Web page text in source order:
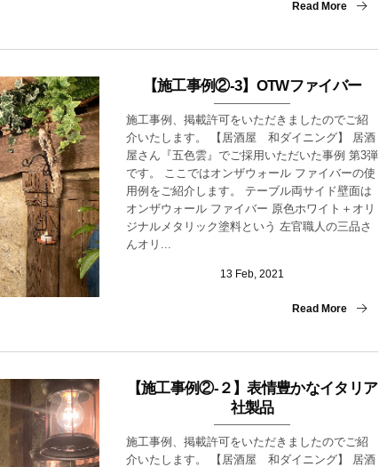
Read More
【施工事例②-3】OTWファイバー
施工事例、掲載許可をいただきましたのでご紹
介いたします。 【居酒屋 和ダイニング】 居酒
屋さん『五色雲』でご採用いただいた事例 第3弾
です。 ここではオンザウォール ファイバーの使
用例をご紹介します。 テーブル両サイド壁面は
オンザウォール ファイバー 原色ホワイト＋オリ
ジナルメタリック塗料という 左官職人の三品さ
んオリ...
13 Feb 2021
Read More
【施工事例②-２】表情豊かなイタリア
社製品
施工事例、掲載許可をいただきましたのでご紹
介いたします。 【居酒屋 和ダイニング】 居酒